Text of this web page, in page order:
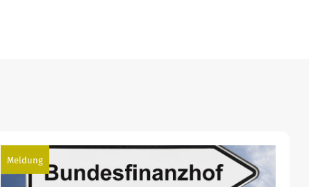
Meldung